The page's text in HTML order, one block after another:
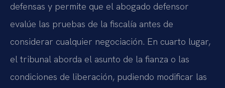
defensas y permite que el abogado defensor
evalúe las pruebas de la fiscalía antes de
considerar cualquier negociación. En cuarto lugar,
el tribunal aborda el asunto de la fianza o las
condiciones de liberación, pudiendo modificar las